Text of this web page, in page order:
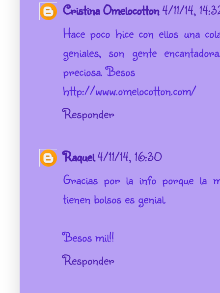
Cristina Omelocotton4/11/14,
Hace poco hice con ellos una
geniales, son gente
preciosa. Besos
http://www.omelocotton.com/
Responder
Raquel4/11/14, 16:30
Gracias por la info porque la
tienen bolsos es genial.
Besos mil!!
Responder